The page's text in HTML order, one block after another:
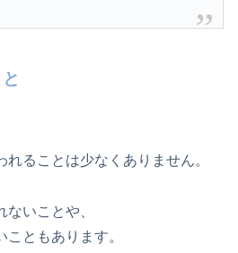
れることは少なくありません。
いことや、
ともあります。